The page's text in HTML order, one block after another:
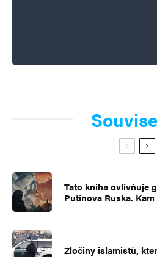
Tato kniha ovlivňuje
Putinova Ruska.
Zločiny islamistů,